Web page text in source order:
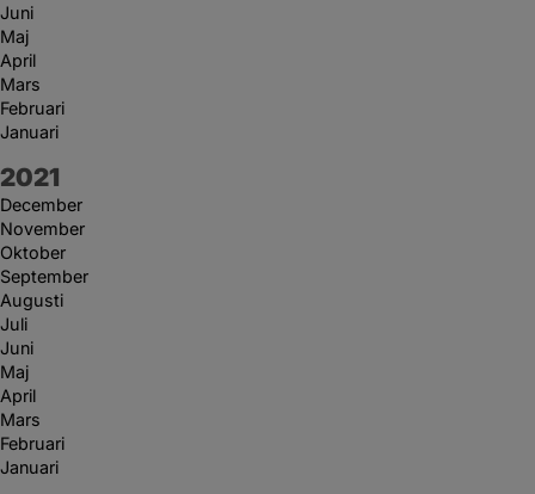
Juni
Maj
April
Mars
Februari
Januari
År:
2021
December
November
Oktober
September
Augusti
Juli
Juni
Maj
April
Mars
Februari
Januari